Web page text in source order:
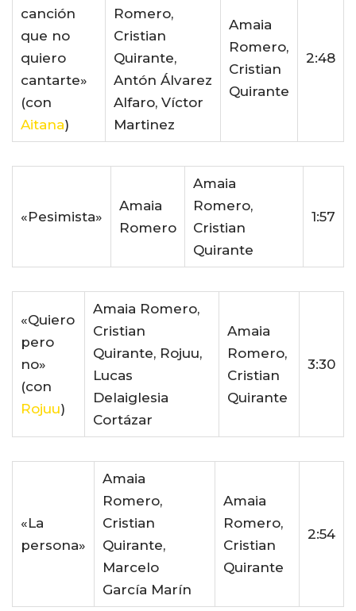
canción
que no
quiero
cantarte»
(con
Aitana)
Romero,
Cristian
Quirante,
Antón Álvarez
Alfaro, Víctor
Martinez
Amaia
Romero,
Cristian
Quirante
2:48
«Pesimista»
Amaia
Romero
Amaia
Romero,
Cristian
Quirante
1:57
«Quiero
pero
no»
(con
Rojuu)
Amaia Romero,
Cristian
Quirante, Rojuu,
Lucas
Delaiglesia
Cortázar
Amaia
Romero,
Cristian
Quirante
3:30
«La
persona»
Amaia
Romero,
Cristian
Quirante,
Marcelo
García Marín
Amaia
Romero,
Cristian
Quirante
2:54